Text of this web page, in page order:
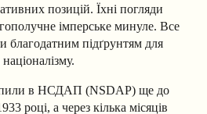
позицій. Їхні погляди
імперське минуле. Все
благодатним підґрунтям для
в НСДАП (NSDAP) ще до
році, а через кілька місяців